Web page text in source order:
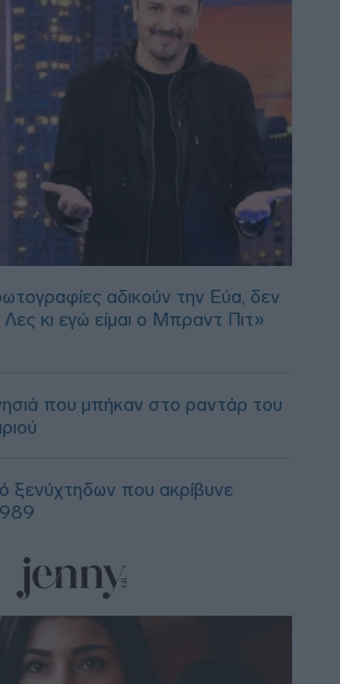
αδικούν την Εύα, δεν
κι εγώ είμαι ο Μπραντ Πιτ»
που μπήκαν στο ραντάρ του
ξενύχτηδων που ακρίβυνε